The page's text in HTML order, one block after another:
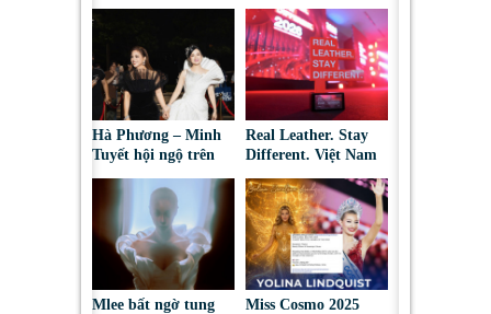
Hà Phương – Minh
Tuyết hội ngộ trên
chuyện phía sau tạo
hình “nàng bướm”
Real Leather. Stay
Different. Việt Nam
tạo da thuộc và thời
trang bền vững
Mlee bất ngờ tung
Miss Cosmo 2025